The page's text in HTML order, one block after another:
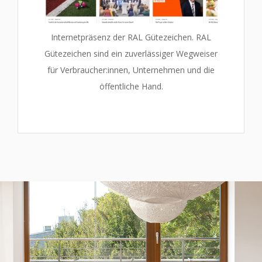
Internetpräsenz der RAL Gütezeichen. RAL
Gütezeichen sind ein zuverlässiger Wegweiser
für Verbraucher:innen, Unternehmen und die
öffentliche Hand.